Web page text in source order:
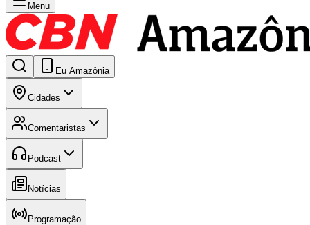
Menu
Eu Amazônia
Cidades
Comentaristas
Podcast
Notícias
Programação